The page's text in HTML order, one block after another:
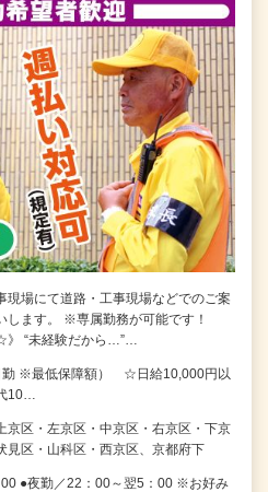
現場にて道路・工事現場などでのご案
します。 ※専属勤務が可能です！
》 “未経験だから…”…
勤 ※最低保障額） ☆日給10,000円以
10…
京区・左京区・中京区・右京区・下京
見区・山科区・西京区、京都府下
●夜勤／22：00～翌5：00 ※お好み